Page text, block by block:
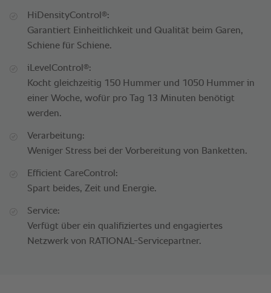
HiDensityControl ®:
Garantiert Einheitlichkeit und Qualität beim Garen,
Schiene für Schiene.
iLevelControl ®:
Kocht gleichzeitig 150 Hummer und 1050 Hummer in
einer Woche, wofür pro Tag 13 Minuten benötigt
werden.
Verarbeitung:
Weniger Stress bei der Vorbereitung von Banketten.
Efficient CareControl:
Spart beides, Zeit und Energie.
Service:
Verfügt über ein qualifiziertes und engagiertes
Netzwerk von RATIONAL-Servicepartner.